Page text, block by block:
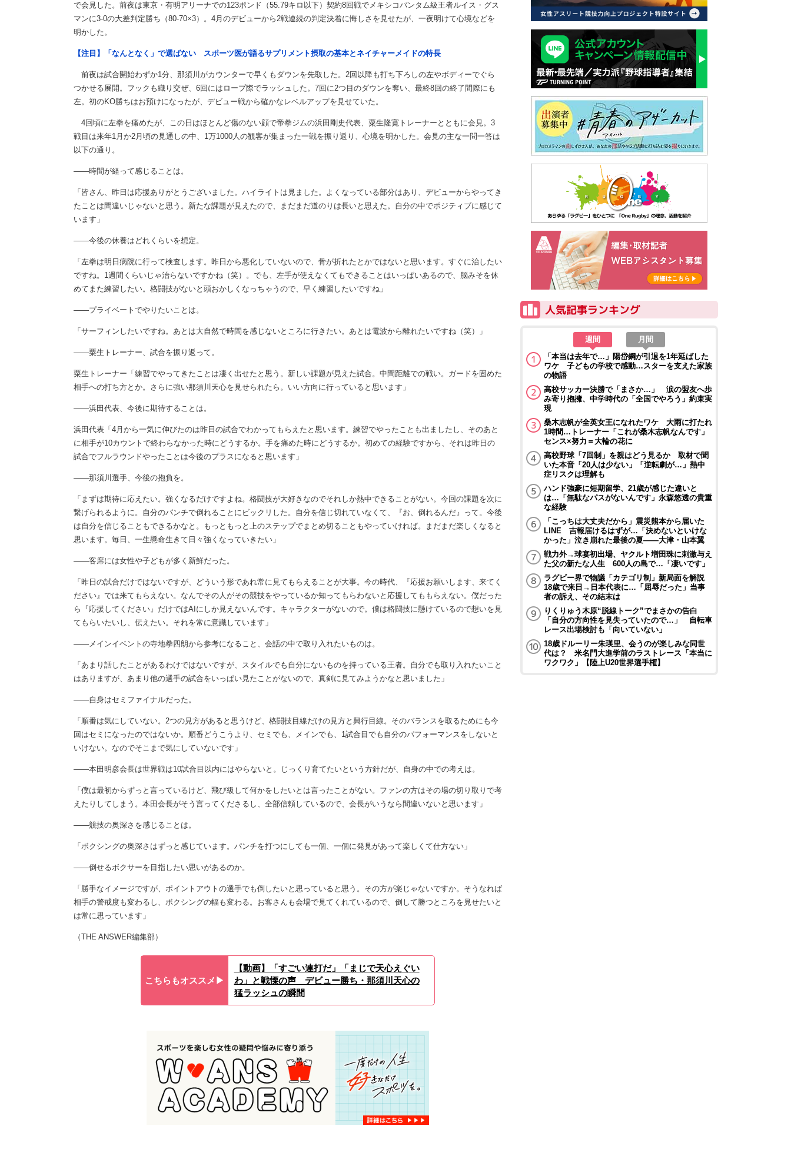
で会見した。前夜は東京・有明アリーナでの123ポンド（55.79キロ以下）契約8回戦でメキシコバンタム級王者ルイス・グス
マンに3-0の大差判定勝ち（80-70×3）。4月のデビューから2戦連続の判定決着に悔しさを見せたが、一夜明けて心境などを
明かした。
【注目】「なんとなく」で選ばない スポーツ医が語るサプリメント摂取の基本とネイチャーメイドの特長
前夜は試合開始わずか1分、那須川がカウンターで早くもダウンを先取した。2回以降も打ち下ろしの左やボディーでぐら
つかせる展開。フックも織り交ぜ、6回にはロープ際でラッシュした。7回に2つ目のダウンを奪い、最終8回の終了間際にも
左。初のKO勝ちはお預けになったが、デビュー戦から確かなレベルアップを見せていた。
4回頃に左拳を痛めたが、この日はほとんど傷のない顔で帝拳ジムの浜田剛史代表、粟生隆寛トレーナーとともに会見。3
戦目は来年1月か2月頃の見通しの中、1万1000人の観客が集まった一戦を振り返り、心境を明かした。会見の主な一問一答は
以下の通り。
――時間が経って感じることは。
「皆さん、昨日は応援ありがとうございました。ハイライトは見ました。よくなっている部分はあり、デビューからやってき
たことは間違いじゃないと思う。新たな課題が見えたので、まだまだ道のりは長いと思えた。自分の中でポジティブに感じて
います」
――今後の休養はどれくらいを想定。
「左拳は明日病院に行って検査します。昨日から悪化していないので、骨が折れたとかではないと思います。すぐに治したい
ですね。1週間くらいじゃ治らないですかね（笑）。でも、左手が使えなくてもできることはいっぱいあるので、脳みそを休
めてまた練習したい。格闘技がないと頭おかしくなっちゃうので、早く練習したいですね」
――プライベートでやりたいことは。
「サーフィンしたいですね。あとは大自然で時間を感じないところに行きたい。あとは電波から離れたいですね（笑）」
――粟生トレーナー、試合を振り返って。
粟生トレーナー「練習でやってきたことは凄く出せたと思う。新しい課題が見えた試合。中間距離での戦い。ガードを固めた
相手への打ち方とか。さらに強い那須川天心を見せられたら。いい方向に行っていると思います」
――浜田代表、今後に期待することは。
浜田代表「4月から一気に伸びたのは昨日の試合でわかってもらえたと思います。練習でやったことも出ましたし、そのあと
に相手が10カウントで終わらなかった時にどうするか。手を痛めた時にどうするか。初めての経験ですから、それは昨日の
試合でフルラウンドやったことは今後のプラスになると思います」
――那須川選手、今後の抱負を。
「まずは期待に応えたい。強くなるだけですよね。格闘技が大好きなのでそれしか熱中できることがない。今回の課題を次に
繋げられるように。自分のパンチで倒れることにビックリした。自分を信じ切れていなくて、『お、倒れるんだ』って。今後
は自分を信じることもできるかなと。もっともっと上のステップでまとめ切ることもやっていければ。まだまだ楽しくなると
思います。毎日、一生懸命生きて日々強くなっていきたい」
――客席には女性や子どもが多く新鮮だった。
「昨日の試合だけではないですが、どういう形であれ常に見てもらえることが大事。今の時代、『応援お願いします、来てく
ださい』では来てもらえない。なんでその人がその競技をやっているか知ってもらわないと応援してももらえない。僕だった
ら『応援してください』だけではAIにしか見えないんです。キャラクターがないので。僕は格闘技に懸けているので想いを見
てもらいたいし、伝えたい。それを常に意識しています」
――メインイベントの寺地拳四朗から参考になること、会話の中で取り入れたいものは。
「あまり話したことがあるわけではないですが、スタイルでも自分にないものを持っている王者。自分でも取り入れたいこと
はありますが、あまり他の選手の試合をいっぱい見たことがないので、真剣に見てみようかなと思いました」
――自身はセミファイナルだった。
「順番は気にしていない。2つの見方があると思うけど、格闘技目線だけの見方と興行目線。そのバランスを取るためにも今
回はセミになったのではないか。順番どうこうより、セミでも、メインでも、1試合目でも自分のパフォーマンスをしないと
いけない。なのでそこまで気にしていないです」
――本田明彦会長は世界戦は10試合目以内にはやらないと。じっくり育てたいという方針だが、自身の中での考えは。
「僕は最初からずっと言っているけど、飛び級して何かをしたいとは言ったことがない。ファンの方はその場の切り取りで考
えたりしてしまう。本田会長がそう言ってくださるし、全部信頼しているので、会長がいうなら間違いないと思います」
――競技の奥深さを感じることは。
「ボクシングの奥深さはずっと感じています。パンチを打つにしても一個、一個に発見があって楽しくて仕方ない」
――倒せるボクサーを目指したい思いがあるのか。
「勝手なイメージですが、ポイントアウトの選手でも倒したいと思っていると思う。その方が楽じゃないですか。そうなれば
相手の警戒度も変わるし、ボクシングの幅も変わる。お客さんも会場で見てくれているので、倒して勝つところを見せたいと
は常に思っています」
（THE ANSWER編集部）
こちらもオススメ▶︎
【動画】「すごい連打だ」「まじで天心えぐい
わ」と戦慄の声 デビュー勝ち・那須川天心の
猛ラッシュの瞬間
週間
月間
「本当は去年で…」陽岱鋼が引退を1年延ばした
ワケ 子どもの学校で感動…スターを支えた家族
の物語
高校サッカー決勝で「まさか…」 涙の盟友へ歩
み寄り抱擁、中学時代の「全国でやろう」約束実
現
桑木志帆が全英女王になれたワケ 大雨に打たれ
1時間…トレーナー「これが桑木志帆なんです」
センス×努力＝大輪の花に
高校野球「7回制」を親はどう見るか 取材で聞
いた本音「20人は少ない」「逆転劇が…」熱中
症リスクは理解も
ハンド強豪に短期留学、21歳が感じた違いと
は…「無駄なパスがないんです」永森悠透の貴重
な経験
「こっちは大丈夫だから」震災熊本から届いた
LINE 吉報届けるはずが…「決めないといけな
かった」泣き崩れた最後の夏――大津・山本翼
戦力外→球宴初出場、ヤクルト増田珠に刺激与え
た父の新たな人生 600人の島で…「凄いです」
ラグビー界で物議「カテゴリ制」新局面を解説
18歳で来日→日本代表に…「屈辱だった」当事
者の訴え、その結末は
りくりゅう木原“脱線トーク”でまさかの告白
「自分の方向性を見失っていたので…」 自転車
レース出場検討も「向いていない」
18歳ドルーリー朱瑛里、会うのが楽しみな同世
代は？ 米名門大進学前のラストレース「本当に
ワクワク」【陸上U20世界選手権】